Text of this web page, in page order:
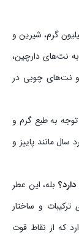
گرم، شیرین و
نت‌های دارچین،
و نت‌های چوبی در
توجه به طبع گرم و
مانند پاییز و
بله، این عطر
و ساختار
که از نقاط قوت